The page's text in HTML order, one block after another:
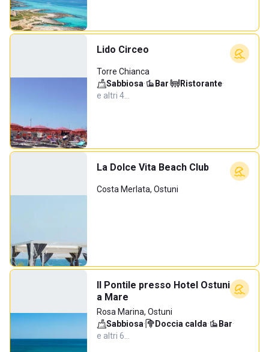
Lido Circeo
Torre Chianca
Sabbiosa· Bar· Ristorante·
e altri 4…
La Dolce Vita Beach Club
Costa Merlata, Ostuni
Il Pontile presso Hotel Ostuni
a Mare
Rosa Marina, Ostuni
Sabbiosa· Doccia calda· Bar·
e altri 6…